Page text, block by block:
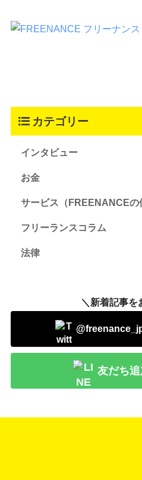
カテゴリー
インタビュー
お金
サービス（FREENANCEの
フリーランスコラム
法律
＼新着記事を
友だち